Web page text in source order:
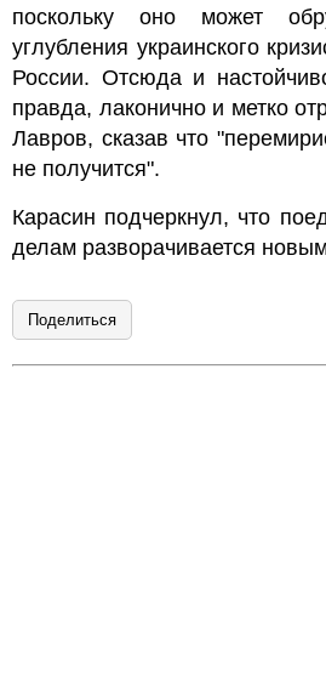
поскольку оно может
углубления украинского
России. Отсюда и
правда, лаконично и метко
Лавров, сказав что
не получится".
Карасин подчеркнул, что
делам разворачивается
Поделиться